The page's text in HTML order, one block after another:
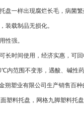
盘一样出现腐烂长毛，病菌
装载制品无损化。
性强。
长时间使用，经济实惠，可
内范围不变形，遇酸、碱性
朔塑业有限公司生产销售百
塑料托盘，网格九脚塑料